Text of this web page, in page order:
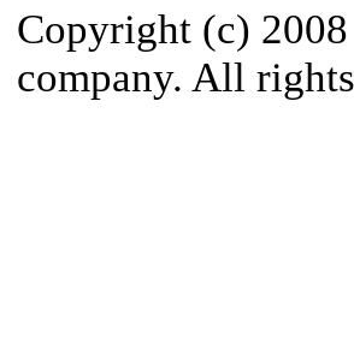
Copyright (c)
company. All